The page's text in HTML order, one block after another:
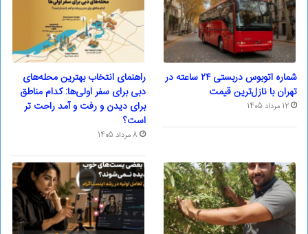
شماره اتوبوس دربستی ۲۴ ساعته در
تهران با نازل‌ترین قیمت
12 مرداد 1405
راهنمای انتخاب بهترین محله‌های
دبی برای سفر اولی‌ها: کدام مناطق
برای دیدن و رفت و آمد راحت تر
است؟
8 مرداد 1405